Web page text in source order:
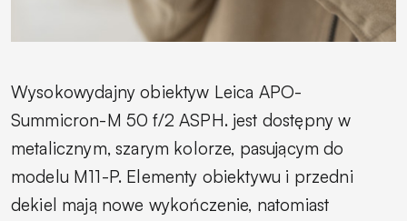
Wysokowydajny obiektyw Leica APO-
Summicron-M 50 f/2 ASPH. jest dostępny w
metalicznym, szarym kolorze, pasującym do
modelu M11-P. Elementy obiektywu i przedni
dekiel mają nowe wykończenie, natomiast